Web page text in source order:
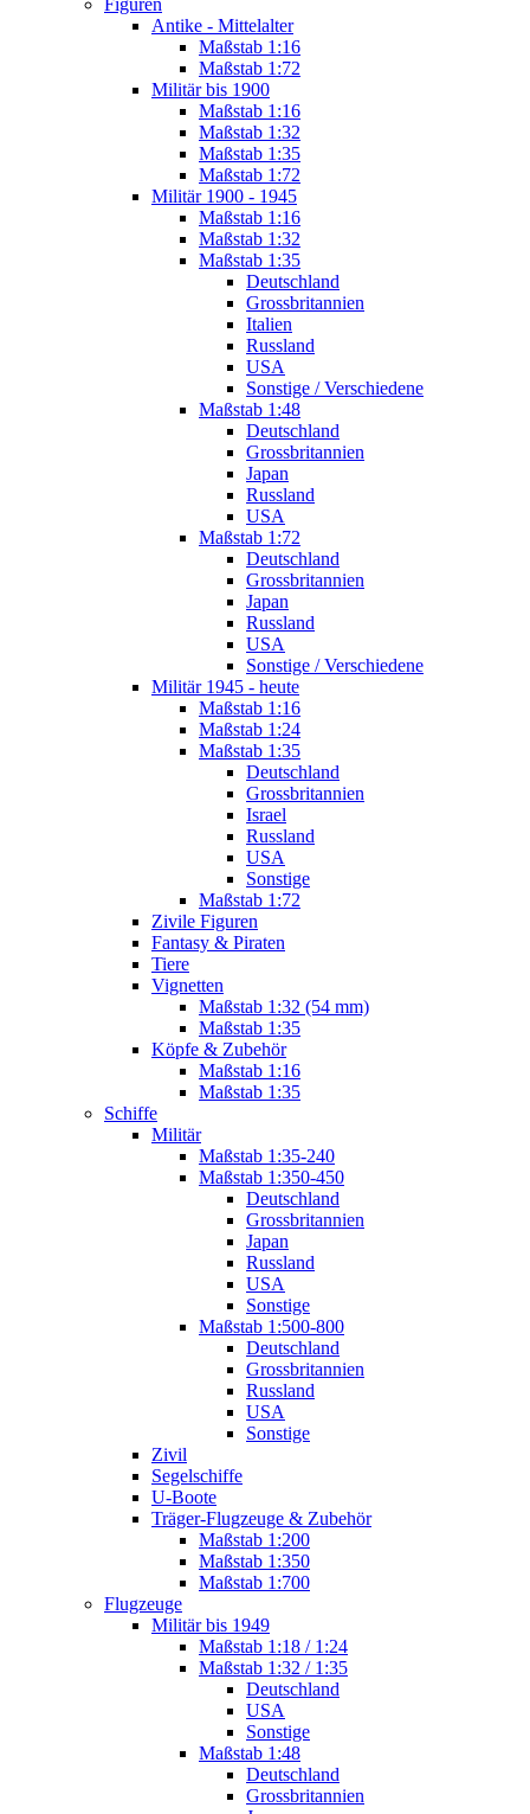
Figuren
Antike - Mittelalter
Maßstab 1:16
Maßstab 1:72
Militär bis 1900
Maßstab 1:16
Maßstab 1:32
Maßstab 1:35
Maßstab 1:72
Militär 1900 - 1945
Maßstab 1:16
Maßstab 1:32
Maßstab 1:35
Deutschland
Grossbritannien
Italien
Russland
USA
Sonstige / Verschiedene
Maßstab 1:48
Deutschland
Grossbritannien
Japan
Russland
USA
Maßstab 1:72
Deutschland
Grossbritannien
Japan
Russland
USA
Sonstige / Verschiedene
Militär 1945 - heute
Maßstab 1:16
Maßstab 1:24
Maßstab 1:35
Deutschland
Grossbritannien
Israel
Russland
USA
Sonstige
Maßstab 1:72
Zivile Figuren
Fantasy & Piraten
Tiere
Vignetten
Maßstab 1:32 (54 mm)
Maßstab 1:35
Köpfe & Zubehör
Maßstab 1:16
Maßstab 1:35
Schiffe
Militär
Maßstab 1:35-240
Maßstab 1:350-450
Deutschland
Grossbritannien
Japan
Russland
USA
Sonstige
Maßstab 1:500-800
Deutschland
Grossbritannien
Russland
USA
Sonstige
Zivil
Segelschiffe
U-Boote
Träger-Flugzeuge & Zubehör
Maßstab 1:200
Maßstab 1:350
Maßstab 1:700
Flugzeuge
Militär bis 1949
Maßstab 1:18 / 1:24
Maßstab 1:32 / 1:35
Deutschland
USA
Sonstige
Maßstab 1:48
Deutschland
Grossbritannien